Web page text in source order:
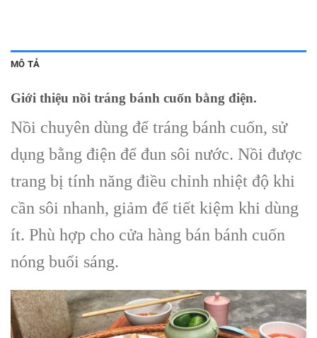
MÔ TẢ
Giới thiệu nồi tráng bánh cuốn bằng điện.
Nồi chuyên dùng để tráng bánh cuốn, sử
dụng bằng điện để đun sôi nước. Nồi được
trang bị tính năng điều chỉnh nhiệt độ khi
cần sôi nhanh, giảm để tiết kiệm khi dùng
ít. Phù hợp cho cửa hàng bán bánh cuốn
nóng buổi sáng.